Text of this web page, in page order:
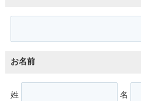
お名前
姓 名